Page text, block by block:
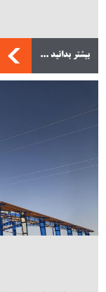
بیشتر بدانید ...